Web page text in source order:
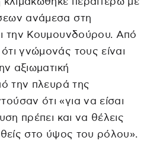
ανάμεσα στη
την Κουμουνδούρου. Από
γνώμονάς τους είναι
αξιωματική
την πλευρά της
ότι «για να είσαι
πρέπει και να θέλεις
στο ύψος του ρόλου».